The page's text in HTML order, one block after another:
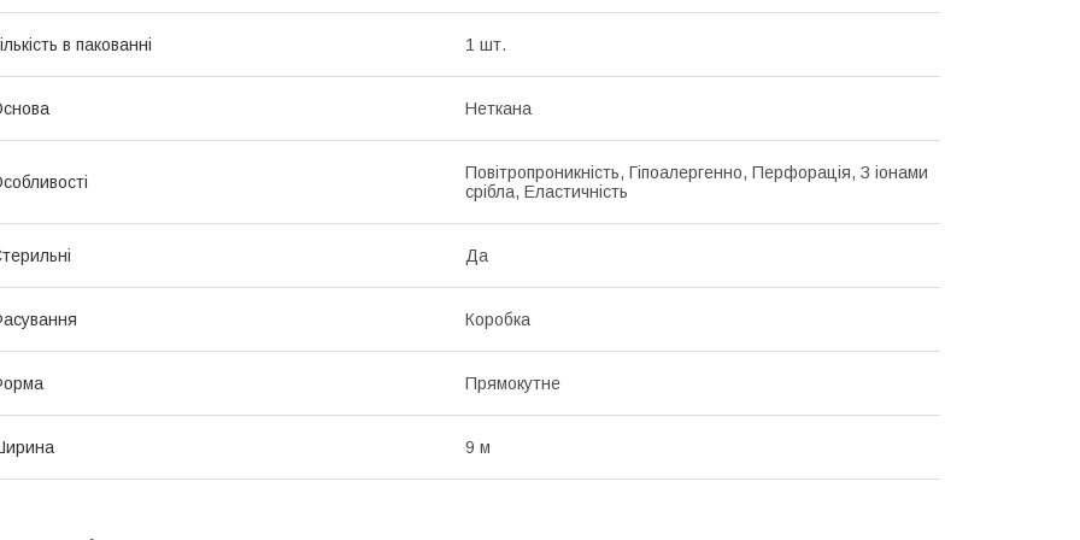
в пакованні 1 шт.
Неткана
Повітропроникність, Гіпоалергенно, Перфорація, З іонами
срібла, Еластичність
Да
Коробка
Прямокутне
9 м